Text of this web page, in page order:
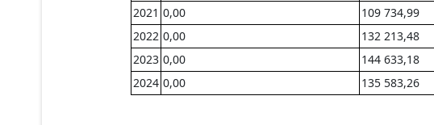
2021 0,00 109 734,99
2022 0,00 132 213,48
2023 0,00 144 633,18
2024 0,00 135 583,26